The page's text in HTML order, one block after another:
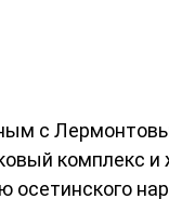
с
комплекс